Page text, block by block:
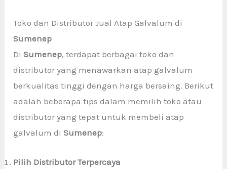
Toko dan Distributor Jual Atap Galvalum di
Sumenep
DiSumenep, terdapat berbagai toko dan
distributor yang menawarkan atap galvalum
berkualitas tinggi dengan harga bersaing. Berikut
adalah beberapa tips dalam memilih toko atau
distributor yang tepat untuk membeli atap
galvalum diSumenep:
Pilih Distributor Terpercaya